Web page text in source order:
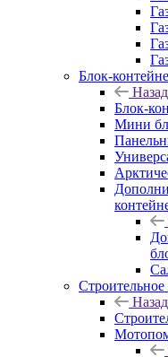
Блок-
Назад
Блок-
Мини
Назад